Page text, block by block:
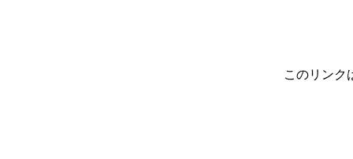
このリンク